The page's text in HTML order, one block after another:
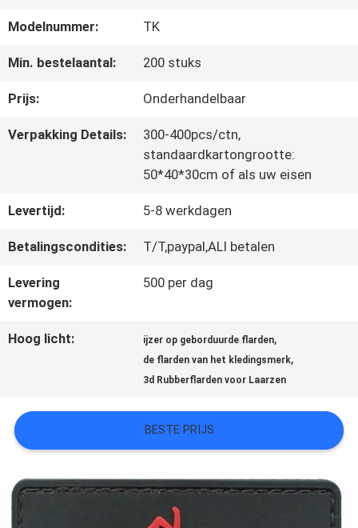
CONTACTEER
ONS
ALLE
GEVALLEN
VR
SITEMAP
PRIVACYBELEID
Modelnummer: TK
Min. bestelaantal: 200 stuks
Prijs: Onderhandelbaar
Verpakking Details:
300-400pcs/ctn,
standaardkartongrootte:
50*40*30cm of als uw eisen
Levertijd: 5-8 werkdagen
Betalingscondities: T/T,paypal,ALI betalen
Levering
vermogen:
500 per dag
Hoog licht: ijzer op geborduurde flarden,
de flarden van het kledingsmerk,
3d Rubberflarden voor Laarzen
BESTE PRIJS